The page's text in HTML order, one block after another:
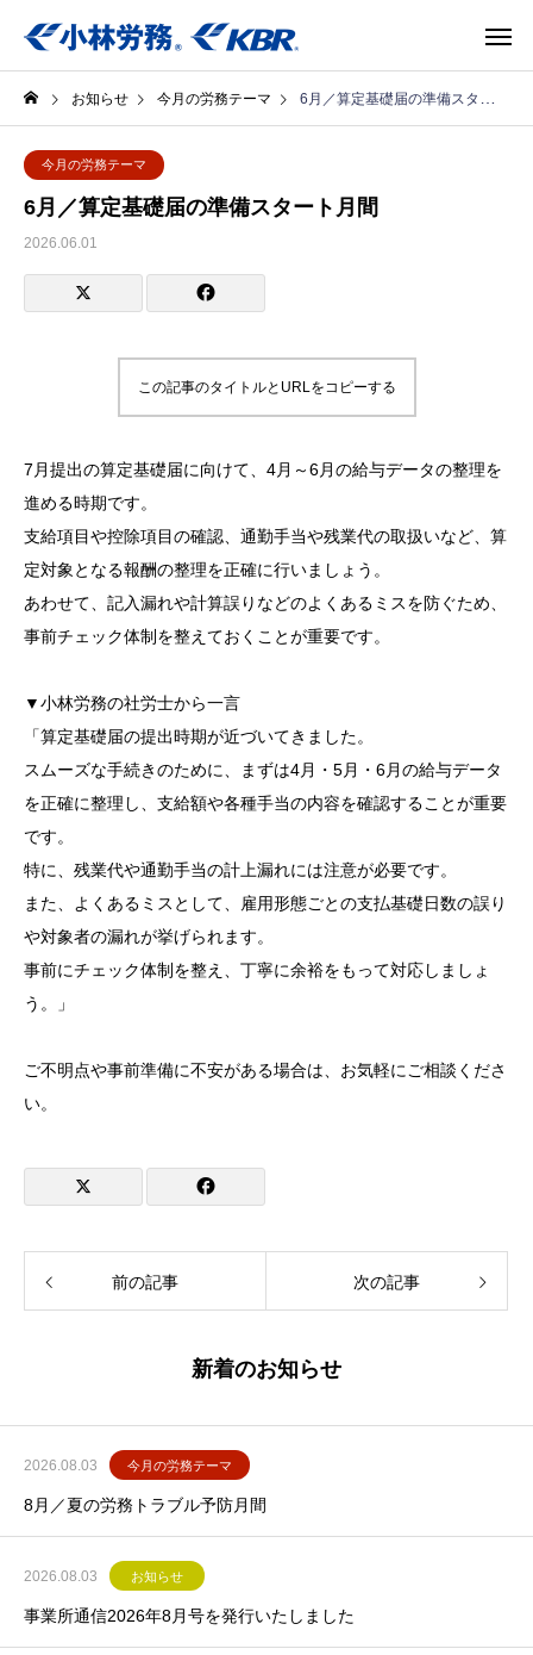
お知らせ 今月の労務テーマ 6月／算定基礎届の準備スタート月間
今月の労務テーマ
6月／算定基礎届の準備スタート月間
2026.06.01
この記事のタイトルとURLをコピーする
7月提出の算定基礎届に向けて、4月～6月の給与データの整理を
進める時期です。
支給項目や控除項目の確認、通勤手当や残業代の取扱いなど、算
定対象となる報酬の整理を正確に行いましょう。
あわせて、記入漏れや計算誤りなどのよくあるミスを防ぐため、
事前チェック体制を整えておくことが重要です。
▼小林労務の社労士から一言
「算定基礎届の提出時期が近づいてきました。
スムーズな手続きのために、まずは4月・5月・6月の給与データ
を正確に整理し、支給額や各種手当の内容を確認することが重要
です。
特に、残業代や通勤手当の計上漏れには注意が必要です。
また、よくあるミスとして、雇用形態ごとの支払基礎日数の誤り
や対象者の漏れが挙げられます。
事前にチェック体制を整え、丁寧に余裕をもって対応しましょ
う。」
ご不明点や事前準備に不安がある場合は、お気軽にご相談くださ
い。
前の記事 次の記事
新着のお知らせ
2026.08.03 今月の労務テーマ
8月／夏の労務トラブル予防月間
2026.08.03 お知らせ
事業所通信2026年8月号を発行いたしました